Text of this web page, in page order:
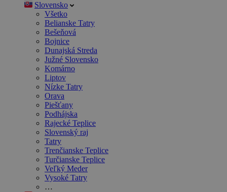
Slovensko
Všetko
Belianske Tatry
Bešeňová
Bojnice
Dunajská Streda
Južné Slovensko
Komárno
Liptov
Nízke Tatry
Orava
Piešťany
Podhájska
Rajecké Teplice
Slovenský raj
Tatry
Trenčianske Teplice
Turčianske Teplice
Veľký Meder
Vysoké Tatry
…